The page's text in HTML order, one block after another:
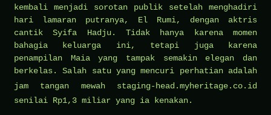
kembali menjadi sorotan publik setelah menghadiri
hari lamaran putranya, El Rumi, dengan aktris
cantik Syifa Hadju. Tidak hanya karena momen
bahagia keluarga ini, tetapi juga karena
penampilan Maia yang tampak semakin elegan dan
berkelas. Salah satu yang mencuri perhatian adalah
jam tangan mewah staging-head.myheritage.co.id
senilai Rp1,3 miliar yang ia kenakan.